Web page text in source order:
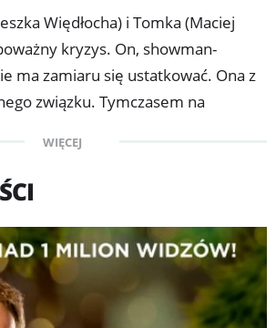
Więdłocha) i Tomka (Maciej
kryzys. On, showman-
ma zamiaru się ustatkować. Ona z
związku. Tymczasem na
aplikacji Planeta Singli, przekonany,
do niego bardziej niż
muzyki.
WIĘCEJ